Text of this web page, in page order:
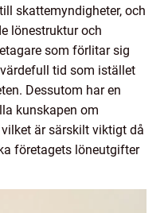
skattemyndigheter, och
lönestruktur och
som förlitar sig
tid som istället
Dessutom har en
kunskapen om
är särskilt viktigt då
företagets löneutgifter